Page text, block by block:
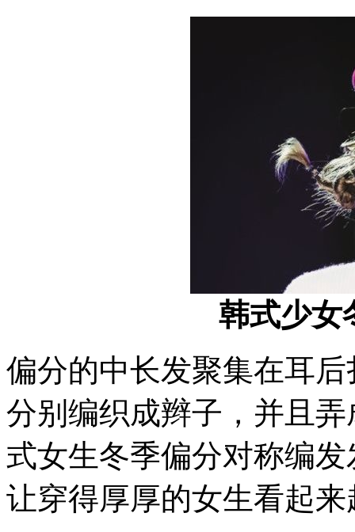
韩式少女
偏分的中长发聚集在耳
分别编织成辫子，并且
式女生冬季偏分对称编
让穿得厚厚的女生看起